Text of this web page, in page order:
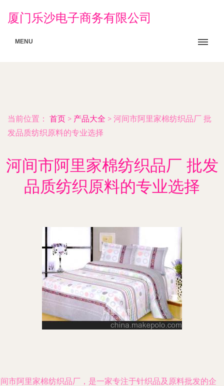
厦门乐沙电子商务有限公司
MENU
当前位置： 首页 > 产品大全 > 河间市阿里家棉纺织品厂 批
发品质纺织原料的专业选择
河间市阿里家棉纺织品厂 批发
品质纺织原料的专业选择
市阿里家棉纺织品厂，是一家专注于针织品及原料批发的企